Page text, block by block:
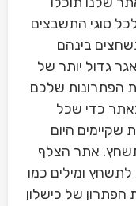
סוגי התשבצים
בינהם
גדול יותר של
הפתרונות שלכם
כדי שכל
שקיימים היום
תשחץ. אתר הצלף
ומילים כמו
של כישלון